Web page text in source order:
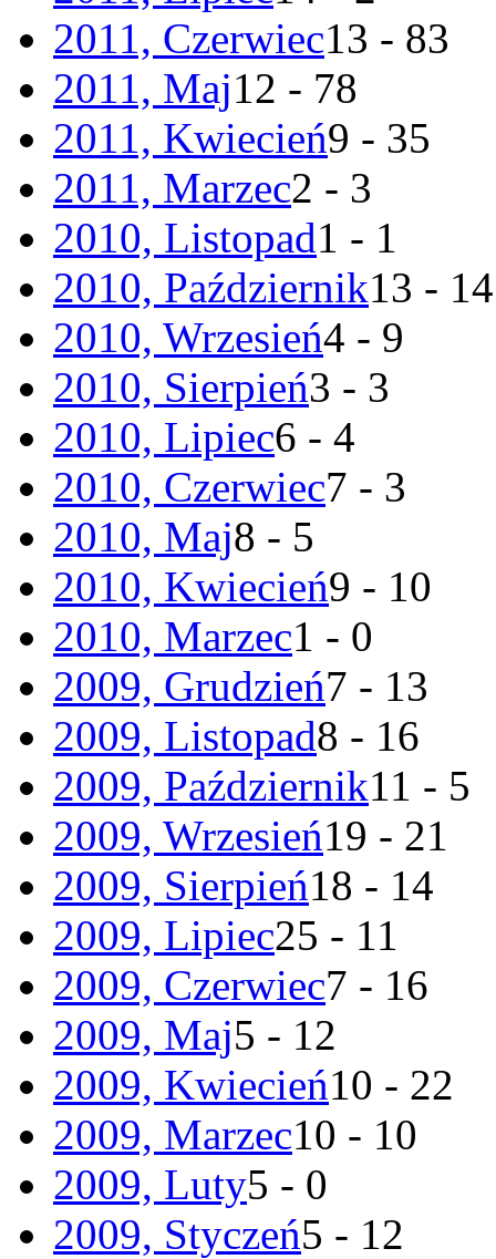
2011, Czerwiec13 - 83
2011, Maj12 - 78
2011, Kwiecień9 - 35
2011, Marzec2 - 3
2010, Listopad1 - 1
2010, Październik13 - 14
2010, Wrzesień4 - 9
2010, Sierpień3 - 3
2010, Lipiec6 - 4
2010, Czerwiec7 - 3
2010, Maj8 - 5
2010, Kwiecień9 - 10
2010, Marzec1 - 0
2009, Grudzień7 - 13
2009, Listopad8 - 16
2009, Październik11 - 5
2009, Wrzesień19 - 21
2009, Sierpień18 - 14
2009, Lipiec25 - 11
2009, Czerwiec7 - 16
2009, Maj5 - 12
2009, Kwiecień10 - 22
2009, Marzec10 - 10
2009, Luty5 - 0
2009, Styczeń5 - 12